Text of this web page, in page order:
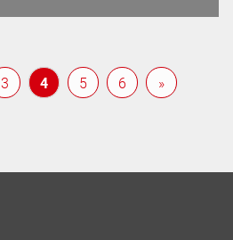
3 4 5 6 »